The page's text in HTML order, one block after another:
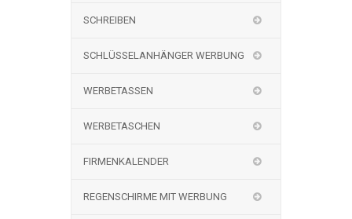
SCHREIBEN
SCHLÜSSELANHÄNGER WERBUNG
WERBETASSEN
WERBETASCHEN
FIRMENKALENDER
REGENSCHIRME MIT WERBUNG